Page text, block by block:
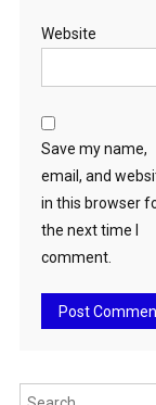
Website
Save my name,
email, and
in this browser
the next time I
comment.